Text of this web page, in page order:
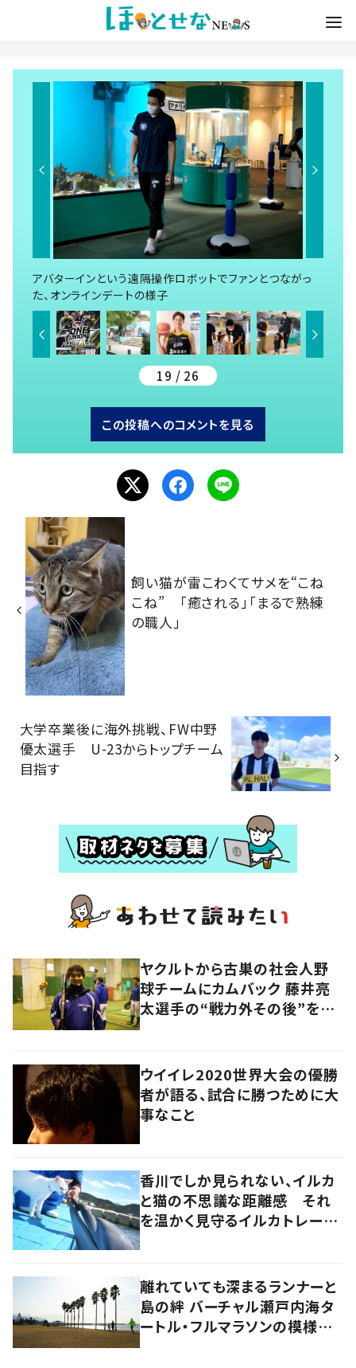
アバターインという遠隔操作ロボットでファンとつながっ
た、オンラインデートの様子
19 / 26
この投稿へのコメントを見る
飼い猫が雷こわくてサメを“こね
こね” 「癒される」「まるで熟練
の職人」
大学卒業後に海外挑戦、FW中野
優太選手 U-23からトップチーム
目指す
ヤクルトから古巣の社会人野
球チームにカムバック 藤井亮
太選手の“戦力外その後”を追
ウイイレ2020世界大会の優勝
者が語る、試合に勝つために大
事なこと
香川でしか見られない、イルカ
と猫の不思議な距離感 それ
を温かく見守るイルカトレーナ
離れていても深まるランナーと
島の絆 バーチャル瀬戸内海タ
ートル・フルマラソンの模様を